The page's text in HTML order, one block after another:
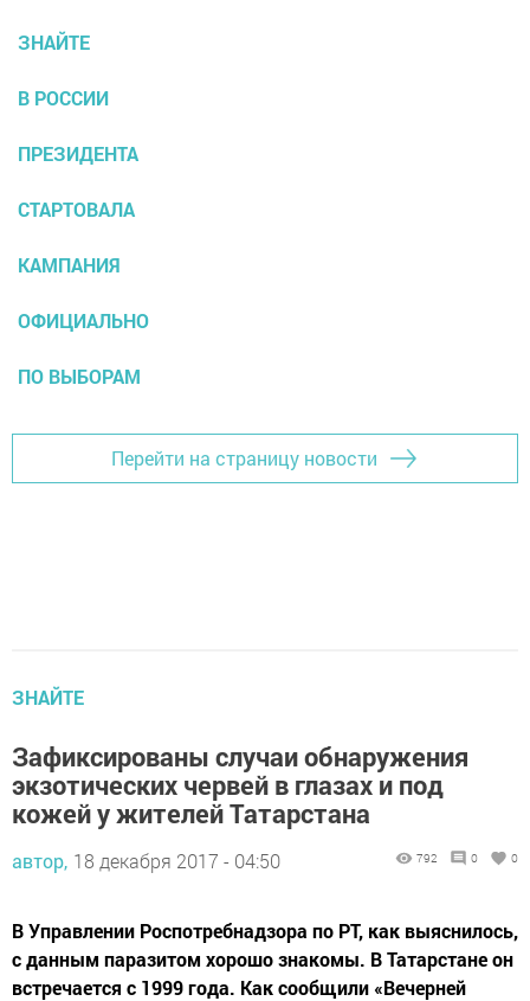
ЗНАЙТЕ
В РОССИИ
ПРЕЗИДЕНТА
СТАРТОВАЛА
КАМПАНИЯ
ОФИЦИАЛЬНО
ПО ВЫБОРАМ
Перейти на страницу новости
ЗНАЙТЕ
Зафиксированы случаи обнаружения
экзотических червей в глазах и под
кожей у жителей Татарстана
автор, 18 декабря 2017 - 04:50 792 0 0
В Управлении Роспотребнадзора по РТ, как выяснилось,
с данным паразитом хорошо знакомы. В Татарстане он
встречается с 1999 года. Как сообщили «Вечерней